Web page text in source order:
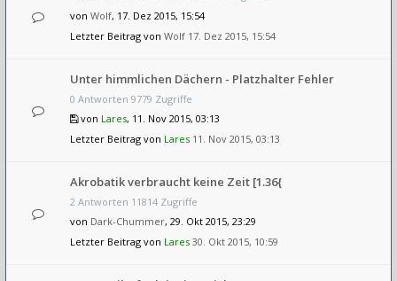
von Wolf, 17. Dez 2015, 15:54
Letzter Beitrag von Wolf 17. Dez 2015, 15:54
Unter himmlichen Dächern - Platzhalter Fehler
0 Antworten 9779 Zugriffe
von Lares, 11. Nov 2015, 03:13
Letzter Beitrag von Lares 11. Nov 2015, 03:13
Akrobatik verbraucht keine Zeit [1.36{
2 Antworten 11814 Zugriffe
von Dark-Chummer, 29. Okt 2015, 23:29
Letzter Beitrag von Lares 30. Okt 2015, 10:59